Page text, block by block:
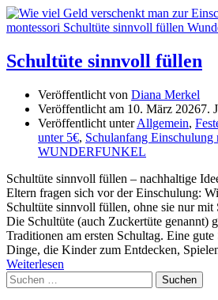
Schultüte sinnvoll füllen
Veröffentlicht von Diana Merkel
Veröffentlicht am 10. März 20267.
Veröffentlicht unterAllgemein,
unter 5€, Schulanfang
WUNDERFUNKEL
Schultüte sinnvoll füllen – nachhaltige
Eltern fragen sich vor der Einschulung:
Schultüte sinnvoll füllen, ohne sie nur
Die Schultüte (auch Zuckertüte genannt)
Traditionen am ersten Schultag. Eine
Dinge, die Kinder zum Entdecken,
Weiterlesen
Suchen
nach: